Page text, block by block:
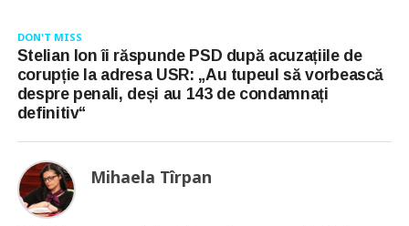
DON'T MISS
Stelian Ion îi răspunde PSD după acuzațiile de
corupție la adresa USR: „Au tupeul să vorbească
despre penali, deși au 143 de condamnați
definitiv“
Mihaela Tîrpan